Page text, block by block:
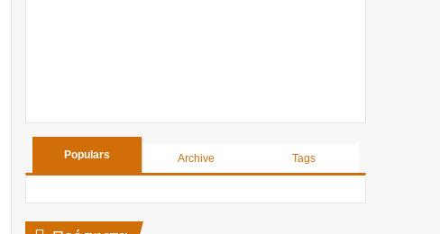
Populars Archive Tags